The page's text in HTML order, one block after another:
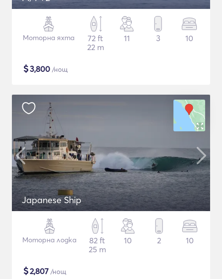
Моторна яхта
72 ft
22 m
11 3 10
$3,800 /нощ
Japanese Ship
Моторна лодка
82 ft
25 m
10 2 10
$2,807 /нощ